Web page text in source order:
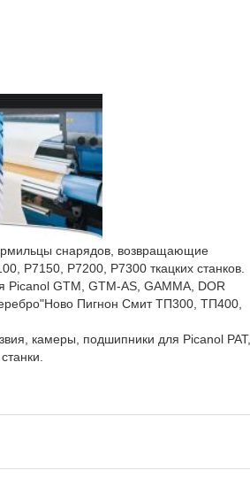
снарядов, возвращающие
P7150, P7200, P7300 ткацких станков.
Picanol GTM, GTM-AS, GAMMA, DOR
Пигнон Смит ТП300, ТП400,
камеры, подшипники для Picanol PAT,